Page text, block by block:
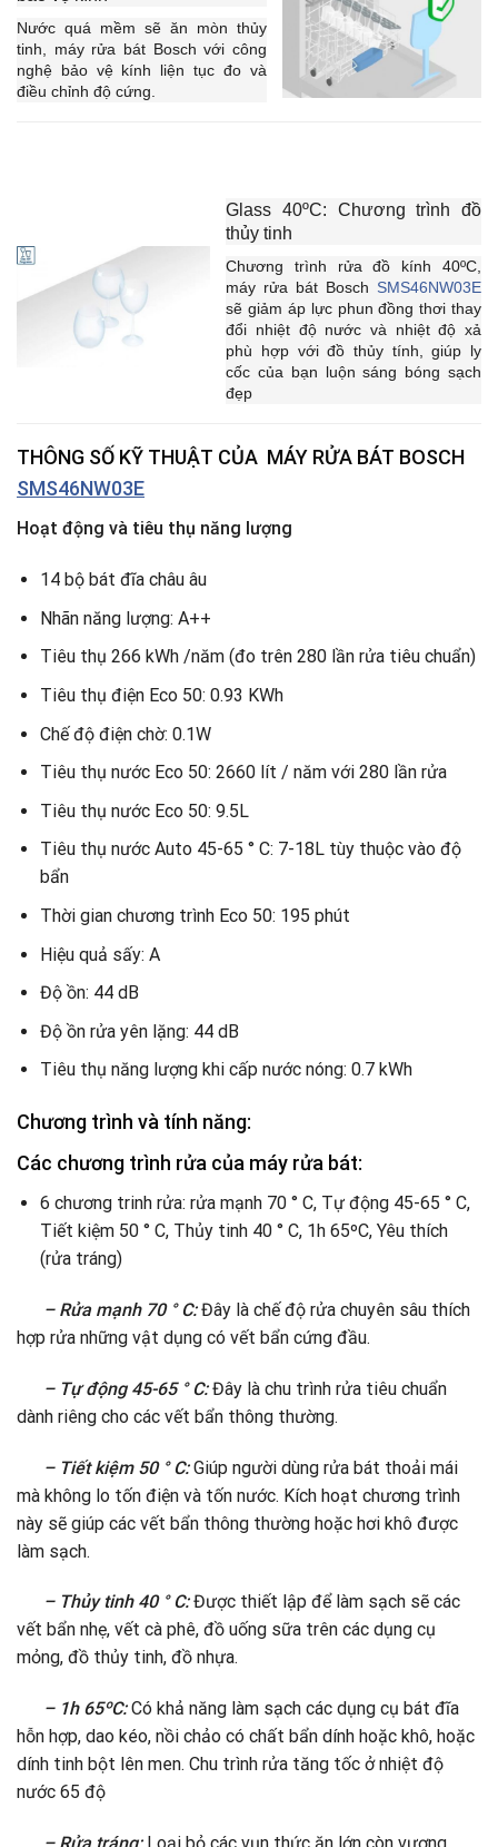
Nước quá mềm sẽ ăn mòn thủy
tinh, máy rửa bát Bosch với công
nghệ bảo vệ kính liện tục đo và
điều chỉnh độ cứng.
Glass 40ºC: Chương trình đồ
thủy tinh
Chương trình rửa đồ kính 40ºC,
máy rửa bát Bosch SMS46NW03E
sẽ giảm áp lực phun đồng thơi thay
đổi nhiệt độ nước và nhiệt độ xả
phù hợp với đồ thủy tính, giúp ly
cốc của bạn luộn sáng bóng sạch
đẹp
THÔNG SỐ KỸ THUẬT CỦA MÁY RỬA BÁT BOSCH
SMS46NW03E
Hoạt động và tiêu thụ năng lượng
14 bộ bát đĩa châu âu
Nhãn năng lượng: A++
Tiêu thụ 266 kWh /năm (đo trên 280 lần rửa tiêu chuẩn)
Tiêu thụ điện Eco 50: 0.93 KWh
Chế độ điện chờ: 0.1W
Tiêu thụ nước Eco 50: 2660 lít / năm với 280 lần rửa
Tiêu thụ nước Eco 50: 9.5L
Tiêu thụ nước Auto 45-65 ° C: 7-18L tùy thuộc vào độ
bẩn
Thời gian chương trình Eco 50: 195 phút
Hiệu quả sấy: A
Độ ồn: 44 dB
Độ ồn rửa yên lặng: 44 dB
Tiêu thụ năng lượng khi cấp nước nóng: 0.7 kWh
Chương trình và tính năng:
Các chương trình rửa của máy rửa bát:
6 chương trinh rửa: rửa mạnh 70 ° C, Tự động 45-65 ° C,
Tiết kiệm 50 ° C, Thủy tinh 40 ° C, 1h 65ºC, Yêu thích
(rửa tráng)
– Rửa mạnh 70 ° C:Đây là chế độ rửa chuyên sâu thích
hợp rửa những vật dụng có vết bẩn cứng đầu.
– Tự động 45-65 ° C:Đây là chu trình rửa tiêu chuẩn
dành riêng cho các vết bẩn thông thường.
– Tiết kiệm 50 ° C:Giúp người dùng rửa bát thoải mái
mà không lo tốn điện và tốn nước. Kích hoạt chương trình
này sẽ giúp các vết bẩn thông thường hoặc hơi khô được
làm sạch.
– Thủy tinh 40 ° C:Được thiết lập để làm sạch sẽ các
vết bẩn nhẹ, vết cà phê, đồ uống sữa trên các dụng cụ
mỏng, đồ thủy tinh, đồ nhựa.
– 1h 65ºC:Có khả năng làm sạch các dụng cụ bát đĩa
hỗn hợp, dao kéo, nồi chảo có chất bẩn dính hoặc khô, hoặc
dính tinh bột lên men. Chu trình rửa tăng tốc ở nhiệt độ
nước 65 độ